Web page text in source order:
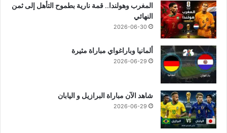
المغرب وهولندا.. قمة نارية بطموح التأهل إلى ثمن
النهائي
2026-06-30
ألمانيا وباراغواي مباراة مثيرة
2026-06-29
شاهد الآن مباراة البرازيل و اليابان
2026-06-29